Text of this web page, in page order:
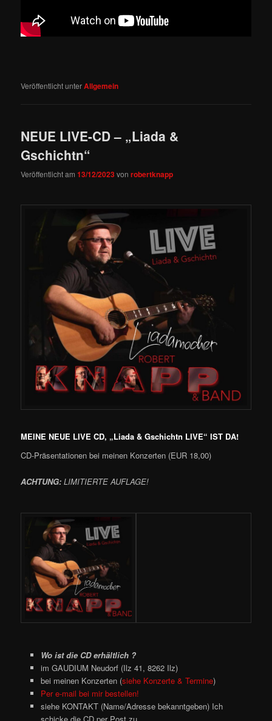
Veröffentlicht unterAllgemein
NEUE LIVE-CD – „Liada &
Gschichtn“
Veröffentlicht am13/12/2023vonrobertknapp
MEINE NEUE LIVE CD, „Liada & Gschichtn LIVE“ IST DA!
CD-Präsentationen bei meinen Konzerten (EUR 18,00)
ACHTUNG: LIMITIERTE AUFLAGE!
Wo ist die CD erhältlich ?
im GAUDIUM Neudorf (Ilz 41, 8262 Ilz)
bei meinen Konzerten (siehe Konzerte & Termine)
Per e-mail bei mir bestellen!
siehe KONTAKT (Name/Adresse bekanntgeben) Ich
schicke die CD per Post zu.